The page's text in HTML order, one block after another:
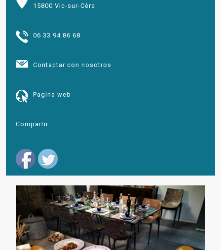
15800 Vic-sur-Cère
06 33 94 86 68
Contactar con nosotros
Pagina web
Compartir